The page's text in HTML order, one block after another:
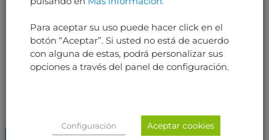
AIR es la primera empresa en Europa en obtener la
triple acreditacion de AFRA
En septiembre 2018 AIR tuvo la auditoría de Aircrat
Para aceptar su uso puede hacer click en el
botón “Aceptar”. Si usted no está de acuerdo
con alguna de estas, podrá personalizar sus
opciones a través del panel de configuración.
Configuración Aceptar cookies